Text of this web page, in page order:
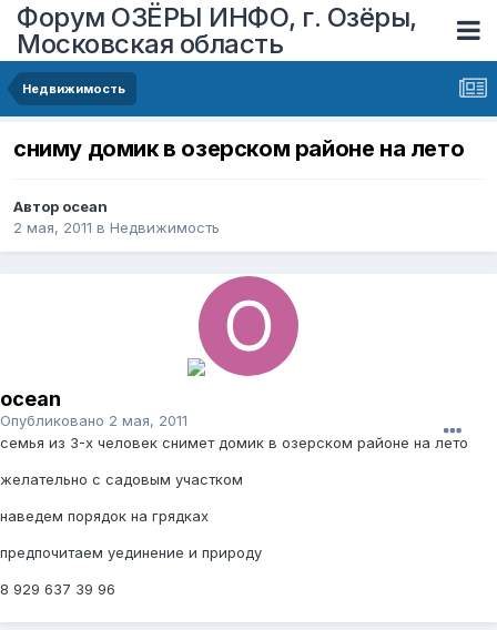
Форум ОЗЁРЫ ИНФО, г. Озёры,
Московская область
Недвижимость
cниму домик в озерском районе на лето
Автор ocean
2 мая, 2011 в Недвижимость
ocean
Опубликовано 2 мая, 2011
семья из 3-х человек cнимет домик в озерском районе на лето
желательно с садовым участком
наведем порядок на грядках
предпочитаем уединение и природу
8 929 6З7 З9 96